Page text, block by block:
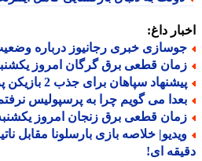
داغ:
خبری رجانیوز درباره وضعیت
قطعی برق گرگان امروز یکشنبه 18 مرداد (خاموشی برق)
سپاهان برای جذب 2 بازیکن پرسپولیس
می گویم چرا به پرسپولیس نرفتم
قطعی برق زنجان امروز یکشنبه 18 مرداد (خاموشی برق)
ای!